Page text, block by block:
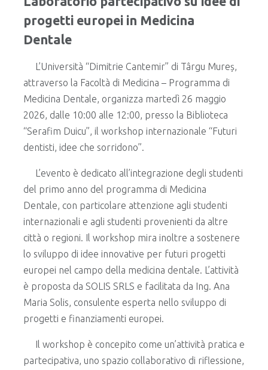
progetti europei in Medicina
Dentale
L’Università “Dimitrie Cantemir” di Târgu Mureș,
attraverso la Facoltà di Medicina – Programma di
Medicina Dentale, organizza martedì 26 maggio
2026, dalle 10:00 alle 12:00, presso la Biblioteca
“Serafim Duicu”, il workshop internazionale “Futuri
dentisti, idee che sorridono”.
L’evento è dedicato all’integrazione degli studenti
del primo anno del programma di Medicina
Dentale, con particolare attenzione agli studenti
internazionali e agli studenti provenienti da altre
città o regioni. Il workshop mira inoltre a sostenere
lo sviluppo di idee innovative per futuri progetti
europei nel campo della medicina dentale. L’attività
è proposta da SOLIS SRLS e facilitata da Ing. Ana
Maria Solis, consulente esperta nello sviluppo di
progetti e finanziamenti europei.
Il workshop è concepito come un’attività pratica e
partecipativa, uno spazio collaborativo di riflessione,